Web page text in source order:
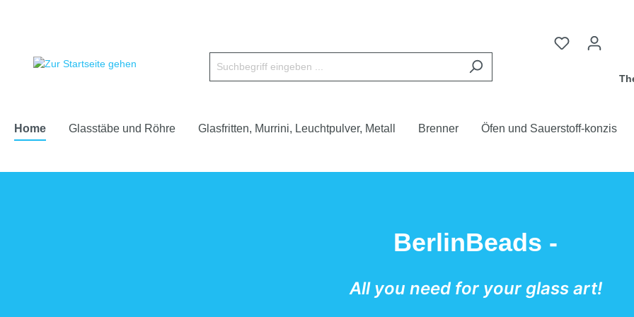
Home Glasstäbe und Röhre Glasfritten, Murrini, Leuchtpulver, Metall Brenner Öfen und Sauerstoff-konzis
BerlinBeads -
All you need for your glass art!